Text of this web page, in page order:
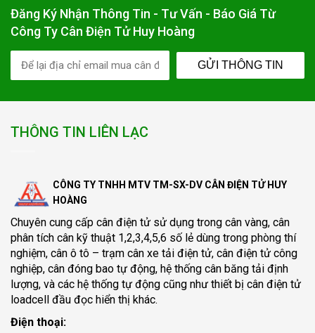
Đăng Ký Nhận Thông Tin - Tư Vấn - Báo Giá Từ
Công Ty Cân Điện Tử Huy Hoàng
GỬI THÔNG TIN
THÔNG TIN LIÊN LẠC
CÔNG TY TNHH MTV TM-SX-DV CÂN ĐIỆN TỬ HUY
HOÀNG
Chuyên cung cấp cân điện tử sử dụng trong cân vàng, cân
phân tích cân kỹ thuật 1,2,3,4,5,6 số lẻ dùng trong phòng thí
nghiệm, cân ô tô – trạm cân xe tải điện tử, cân điện tử công
nghiệp, cân đóng bao tự động, hệ thống cân băng tải định
lượng, và các hệ thống tự động cũng như thiết bị cân điện tử
loadcell đầu đọc hiển thị khác.
Điện thoại: